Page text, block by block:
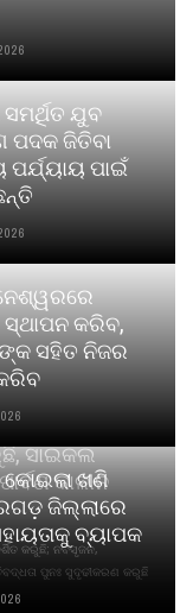
ସାଇକଲ
କାଳୀନ
କରୁଛି; ନବସୃଜନ,
ପୁନଃ ସୁଦୃଢୀକରଣ କରୁଛି
ଯୁବ
ପଦକ ଜିତିବା
ପାଇଁ
କରିବ,
ସହିତ ନିଜର
ଖଣି
ଜିଲ୍ଲାରେ
ବ୍ୟାପକ